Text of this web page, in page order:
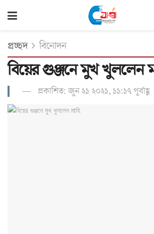
প্রচ্ছদ বিনোদন
বিয়ের গুঞ্জনে মুখ খুললেন
প্রকাশিত: জুন ২১ ২০২১, ১১:১৭ পূর্বাহ্ণ